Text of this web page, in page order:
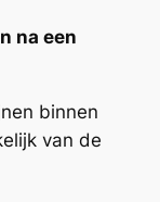
na een
binnen
van de